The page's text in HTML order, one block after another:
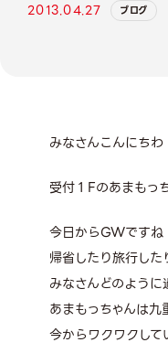
2013.04.27 ブログ
みなさんこんにちわ
受付１Fのあまもっ
今日からGWですね
帰省したり旅行した
みなさんどのよう
あまもっちゃんは
今からワクワクして